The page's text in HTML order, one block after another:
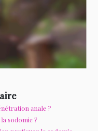
anale ?
sodomie ?